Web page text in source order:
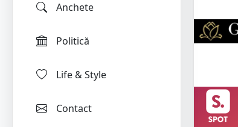
Anchete
Politică
Life & Style
Contact